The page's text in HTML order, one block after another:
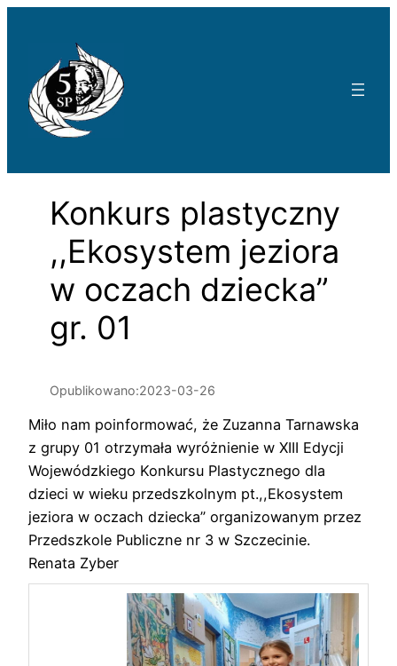
Konkurs plastyczny
,,Ekosystem jeziora
w oczach dziecka”
gr. 01
Opublikowano:2023-03-26
Miło nam poinformować, że Zuzanna Tarnawska
z grupy 01 otrzymała wyróżnienie w XIII Edycji
Wojewódzkiego Konkursu Plastycznego dla
dzieci w wieku przedszkolnym pt.,,Ekosystem
jeziora w oczach dziecka” organizowanym przez
Przedszkole Publiczne nr 3 w Szczecinie.
Renata Zyber